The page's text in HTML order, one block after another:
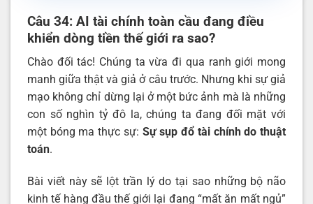
Câu 34: AI tài chính toàn cầu đang điều
khiển dòng tiền thế giới ra sao?
Chào đối tác! Chúng ta vừa đi qua ranh giới mong
manh giữa thật và giả ở câu trước. Nhưng khi sự giả
mạo không chỉ dừng lại ở một bức ảnh mà là những
con số nghìn tỷ đô la, chúng ta đang đối mặt với
một bóng ma thực sự: Sự sụp đổ tài chính do thuật
toán.
Bài viết này sẽ lột trần lý do tại sao những bộ não
kinh tế hàng đầu thế giới lại đang “mất ăn mất ngủ”